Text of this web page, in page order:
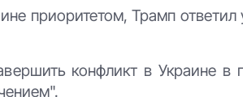
приоритетом, Трамп ответил
конфликт в Украине в